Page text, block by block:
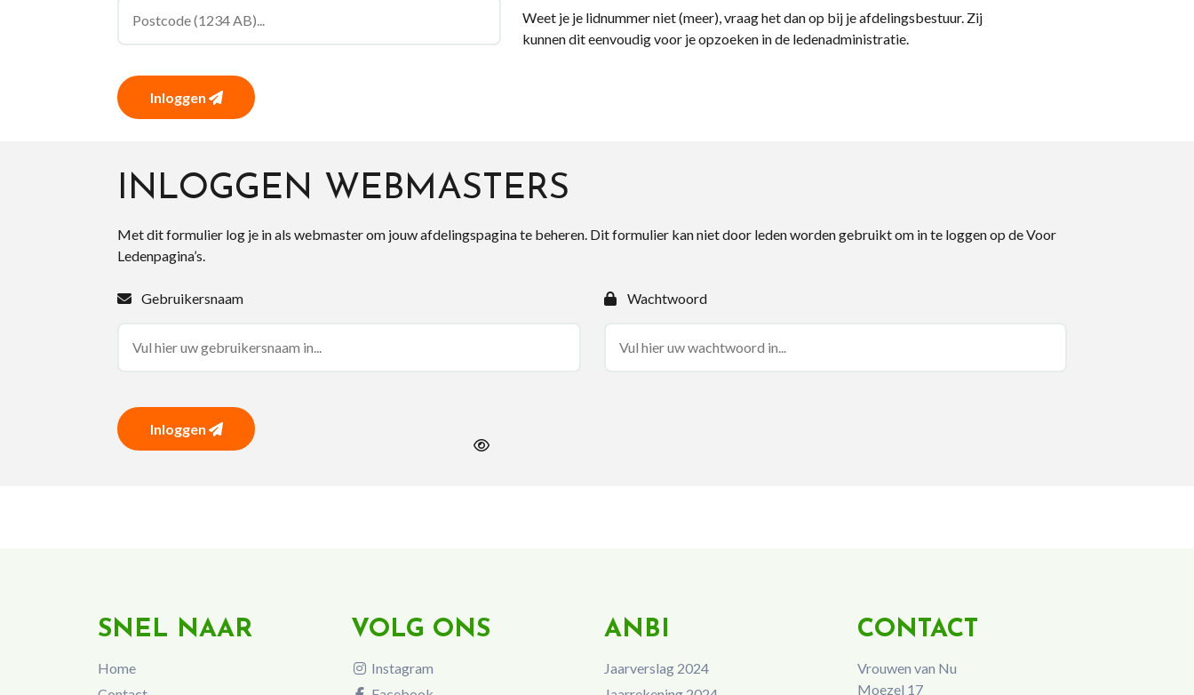
Inloggen
Weet je je lidnummer niet (meer), vraag het dan op bij je afdelingsbestuur. Zij
kunnen dit eenvoudig voor je opzoeken in de ledenadministratie.
INLOGGEN WEBMASTERS
Met dit formulier log je in als webmaster om jouw afdelingspagina te beheren. Dit formulier kan niet door leden worden gebruikt om in te loggen op de Voor
Ledenpagina’s.
Gebruikersnaam Wachtwoord
Inloggen
SNEL NAAR
Home
VOLG ONS
Instagram
ANBI
Jaarverslag 2024
CONTACT
Vrouwen van Nu
Moezel 17